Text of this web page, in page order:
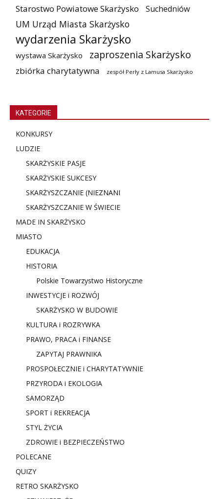
Starostwo Powiatowe Skarżysko Suchedniów
UM Urząd Miasta Skarżysko
wydarzenia Skarżysko
wystawa Skarżysko zaproszenia Skarżysko
zbiórka charytatywna zespół Perły z Lamusa Skarżysko
KATEGORIE
KONKURSY
LUDZIE
SKARŻYSKIE PASJE
SKARŻYSKIE SUKCESY
SKARŻYSZCZANIE (NIEZNANI
SKARŻYSZCZANIE W ŚWIECIE
MADE IN SKARŻYSKO
MIASTO
EDUKACJA
HISTORIA
Polskie Towarzystwo Historyczne
INWESTYCJE i ROZWÓJ
SKARŻYSKO W BUDOWIE
KULTURA i ROZRYWKA
PRAWO, PRACA i FINANSE
ZAPYTAJ PRAWNIKA
PROSPOŁECZNIE i CHARYTATYWNIE
PRZYRODA i EKOLOGIA
SAMORZĄD
SPORT i REKREACJA
STYL ŻYCIA
ZDROWIE i BEZPIECZEŃSTWO
POLECANE
QUIZY
RETRO SKARŻYSKO